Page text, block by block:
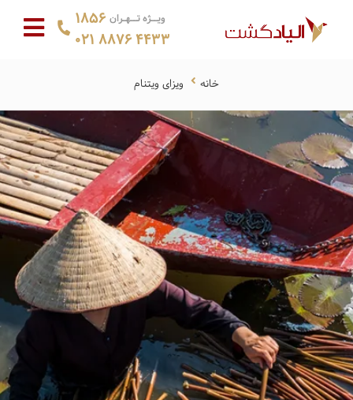
1856 ویــژه تــهـران
021 8876 4433
خانه ویزای ویتنام